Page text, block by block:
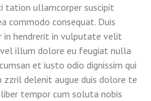
tation ullamcorper suscipit
commodo consequat. Duis
in hendrerit in vulputate velit
illum dolore eu feugiat nulla
et iusto odio dignissim qui
delenit augue duis dolore te
tempor cum soluta nobis